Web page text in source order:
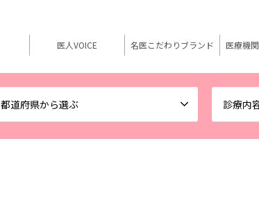
都道府県から選ぶ 診療内
医人VOICE 名医こだわりブランド 医療機